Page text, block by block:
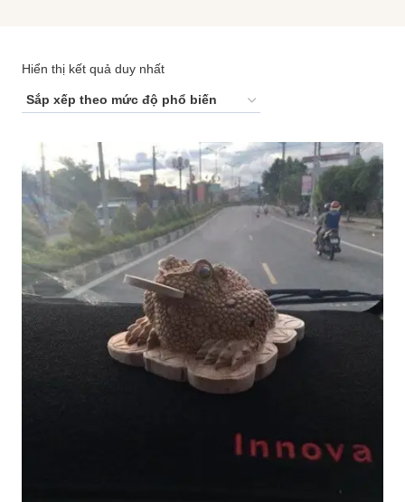
Hiển thị kết quả duy nhất